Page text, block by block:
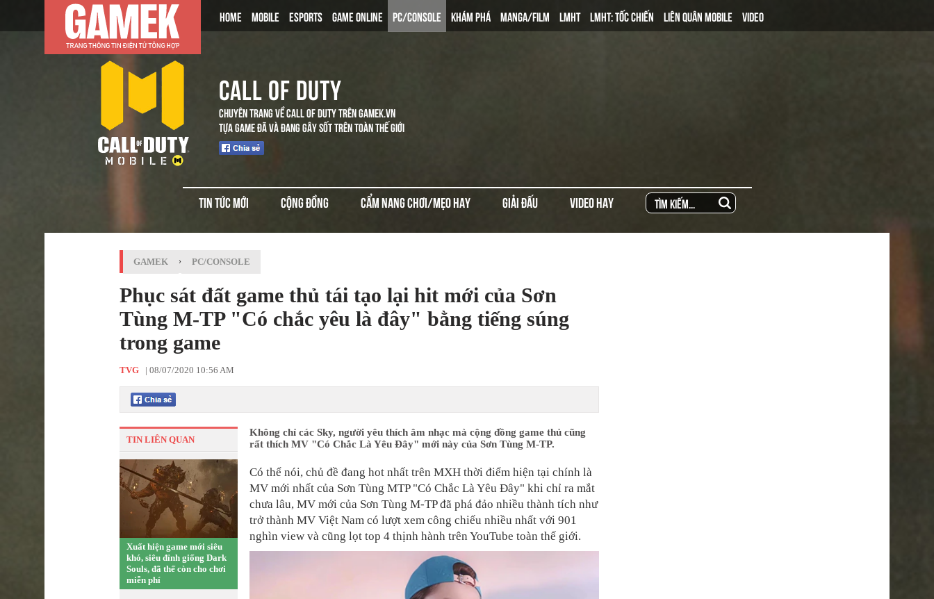
HOME MOBILE ESPORTS GAME ONLINE PC/CONSOLE KHÁM PHÁ MANGA/FILM LMHT LMHT: TỐC CHIẾN LIÊN QUÂN MOBILE VIDEO
CALL OF DUTY
CHUYÊN TRANG VỀ CALL OF DUTY TRÊN GAMEK.VN
TỰA GAME ĐÃ VÀ ĐANG GÂY SỐT TRÊN TOÀN THẾ GIỚI
TIN TỨC MỚI CỘNG ĐỒNG CẨM NANG CHƠI/MẸO HAY GIẢI ĐẤU VIDEO HAY
GAMEK › PC/CONSOLE
Phục sát đất game thủ tái tạo lại hit mới của Sơn
Tùng M-TP "Có chắc yêu là đây" bằng tiếng súng
trong game
TVG | 08/07/2020 10:56 AM
TIN LIÊN QUAN
Xuất hiện game mới siêu
khó, siêu đỉnh giống Dark
Souls, đã thế còn cho chơi
miễn phí
Không chỉ các Sky, người yêu thích âm nhạc mà cộng đồng game thủ cũng
rất thích MV "Có Chắc Là Yêu Đây" mới này của Sơn Tùng M-TP.
Có thể nói, chủ đề đang hot nhất trên MXH thời điểm hiện tại chính là
MV mới nhất của Sơn Tùng MTP "Có Chắc Là Yêu Đây" khi chỉ ra mắt
chưa lâu, MV mới của Sơn Tùng M-TP đã phá đảo nhiều thành tích như
trở thành MV Việt Nam có lượt xem công chiếu nhiều nhất với 901
nghìn view và cũng lọt top 4 thịnh hành trên YouTube toàn thế giới.